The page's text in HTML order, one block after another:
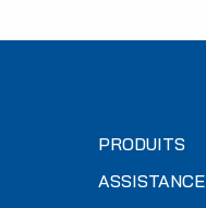
PRODUITS
ASSISTANCE